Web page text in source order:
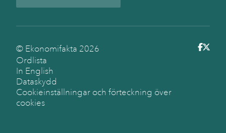
© Ekonomifakta 2026
Ordlista
In English
Dataskydd
Cookieinställningar och förteckning över
cookies